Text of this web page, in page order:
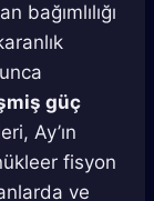
bağımlılığı
güç
Ay’ın
fisyon
ve